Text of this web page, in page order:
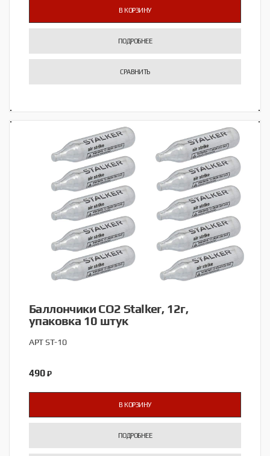
В КОРЗИНУ
ПОДРОБНЕЕ
СРАВНИТЬ
Баллончики CO2 Stalker, 12г,
упаковка 10 штук
АРТ ST-10
490 ₽
В КОРЗИНУ
ПОДРОБНЕЕ